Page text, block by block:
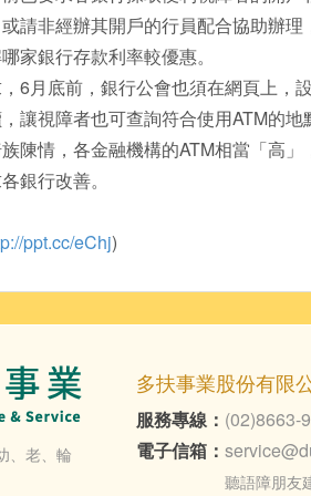
請非經辦其開戶的行員配合協助辦理
家銀行存款利率較優惠。
6月底前，銀行公會也須在網頁上，
讓視障者也可查詢符合使用ATM的地
陳情，各金融機構的ATM相當「高
銀行改善。
ppt.cc/eChj)
、老、輪
多扶事業股份有限
服務專線： (02)8663-
電子信箱：
聽語障朋友